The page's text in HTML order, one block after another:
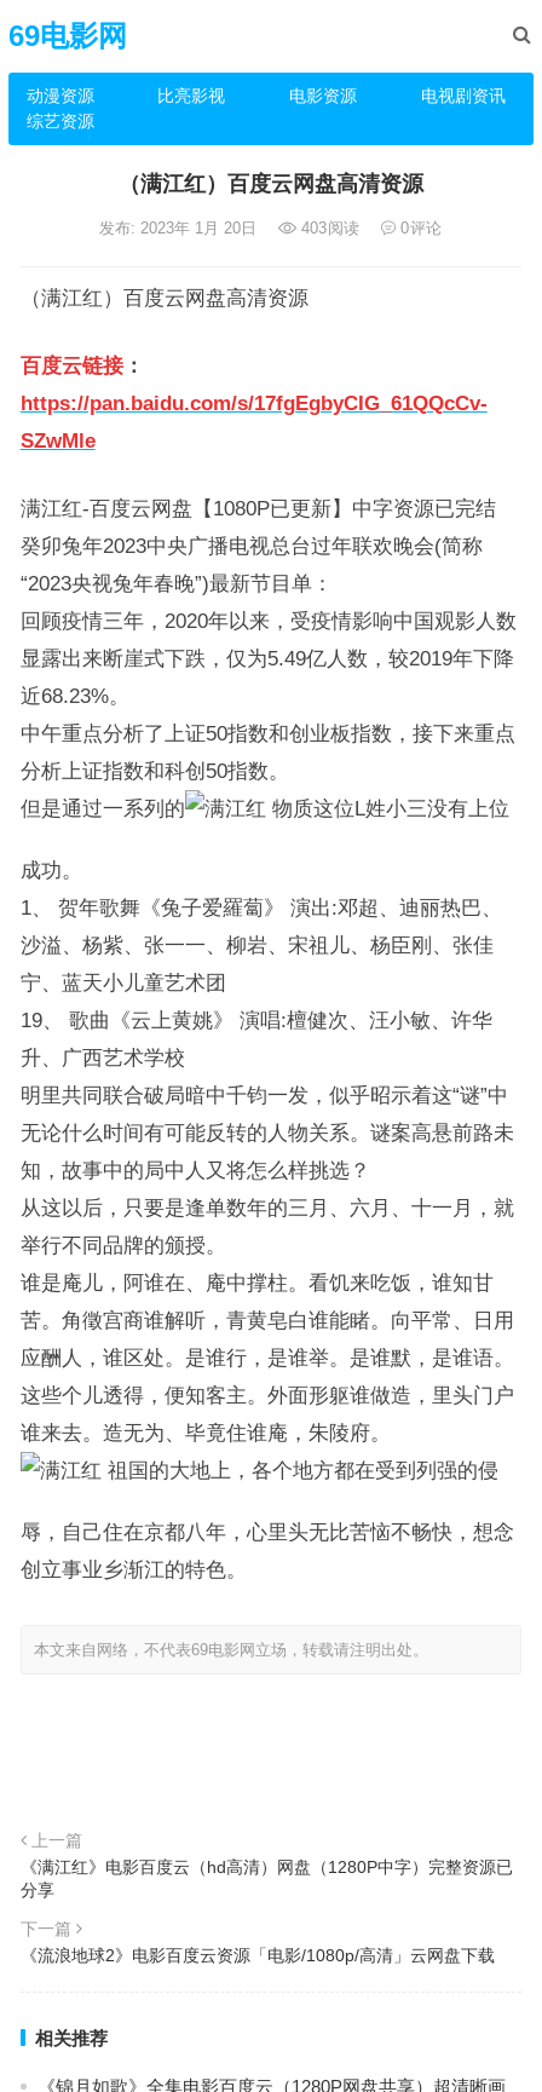
69电影网
动漫资源 比亮影视 电影资源
电视剧资讯
综艺资源
（满江红）百度云网盘高清资源
发布: 2023年 1月 20日 403阅读 0评论
（满江红）百度云网盘高清资源
百度云链接：
https://pan.baidu.com/s/17fgEgbyCIG_61QQcCv-
SZwMle
满江红-百度云网盘【1080P已更新】中字资源已完结
癸卯兔年2023中央广播电视总台过年联欢晚会(简称
“2023央视兔年春晚”)最新节目单：
回顾疫情三年，2020年以来，受疫情影响中国观影人数
显露出来断崖式下跌，仅为5.49亿人数，较2019年下降
近68.23%。
中午重点分析了上证50指数和创业板指数，接下来重点
分析上证指数和科创50指数。
但是通过一系列的
物质这位L姓小三没有上位
成功。
1、 贺年歌舞《兔子爱羅蔔》 演出:邓超、迪丽热巴、
沙溢、杨紫、张一一、柳岩、宋祖儿、杨臣刚、张佳
宁、蓝天小儿童艺术团
19、 歌曲《云上黄姚》 演唱:檀健次、汪小敏、许华
升、广西艺术学校
明里共同联合破局暗中千钧一发，似乎昭示着这“谜”中
无论什么时间有可能反转的人物关系。谜案高悬前路未
知，故事中的局中人又将怎么样挑选？
从这以后，只要是逢单数年的三月、六月、十一月，就
举行不同品牌的颁授。
谁是庵儿，阿谁在、庵中撑柱。看饥来吃饭，谁知甘
苦。角徵宫商谁解听，青黄皂白谁能睹。向平常、日用
应酬人，谁区处。是谁行，是谁举。是谁默，是谁语。
这些个儿透得，便知客主。外面形躯谁做造，里头门户
谁来去。造无为、毕竟住谁庵，朱陵府。
祖国的大地上，各个地方都在受到列强的侵
辱，自己住在京都八年，心里头无比苦恼不畅快，想念
创立事业乡渐江的特色。
本文来自网络，不代表69电影网立场，转载请注明出处。
上一篇
《满江红》电影百度云（hd高清）网盘（1280P中字）完整资源已
分享
下一篇
《流浪地球2》电影百度云资源「电影/1080p/高清」云网盘下载
相关推荐
《锦月如歌》全集电影百度云（1280P网盘共享）超清晰画